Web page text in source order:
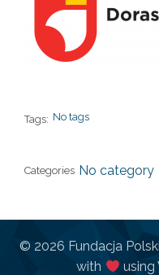
Tags: No tags
Categories No category
© 2026 Fundacja
with
using